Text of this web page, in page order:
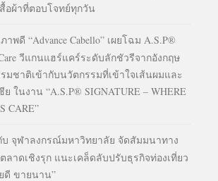
อผ้าที่ตอบโจทย์ทุกวัน
พดี “Advance Cabello” เผยโฉม A.S.P®
วีแกนแฮร์แคร์ระดับลักชัวรีจากอังกฤษ
มชาติเข้ากับนวัตกรรมที่เข้าใจเส้นผมและ
ในงาน “A.S.P® SIGNATURE – WHERE
CARE”
จุฬาลงกรณ์มหาวิทยาลัย จัดสัมมนาทาง
ลาดเชิงรุก แนะเคล็ดลับปรับธุรกิจท่องเที่ยว
ดี ขายนาน”